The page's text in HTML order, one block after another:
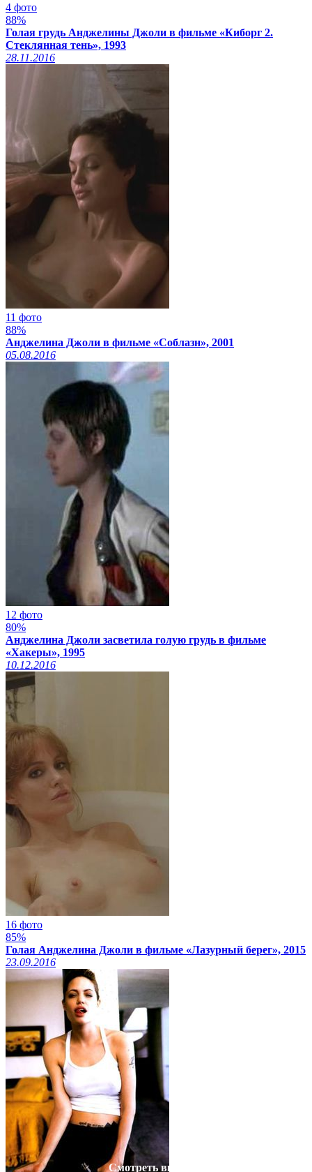
Смотреть видео на
4 фото
88%
Голая грудь Анджелины Джоли в фильме «Киборг 2.
Стеклянная тень», 1993
28.11.2016
11 фото
88%
Анджелина Джоли в фильме «Соблазн», 2001
05.08.2016
12 фото
80%
Анджелина Джоли засветила голую грудь в фильме
«Хакеры», 1995
10.12.2016
16 фото
85%
Голая Анджелина Джоли в фильме «Лазурный берег», 2015
23.09.2016